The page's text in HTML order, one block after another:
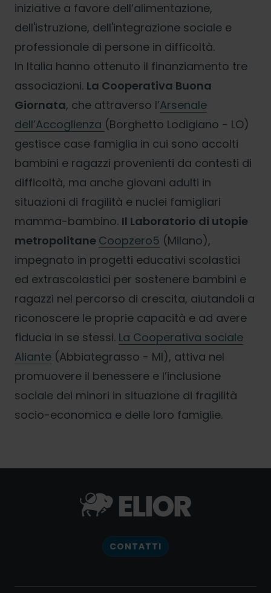
iniziative a favore dell’alimentazione,
dell'istruzione, dell'integrazione sociale e
professionale di persone in difficoltà.
In Italia hanno ottenuto il finanziamento tre
associazioni. La Cooperativa Buona
Giornata, che attraverso l’Arsenale
dell’Accoglienza (Borghetto Lodigiano - LO)
gestisce case famiglia in cui sono accolti
bambini e ragazzi provenienti da contesti di
difficoltà, ma anche giovani adulti in
situazioni di fragilità e nuclei famigliari
mamma-bambino. Il Laboratorio di utopie
metropolitane Coopzero5 (Milano),
impegnato in progetti educativi scolastici
ed extrascolastici per sostenere bambini e
ragazzi nel percorso di crescita, aiutandoli a
riconoscere le proprie capacità e ad avere
fiducia in se stessi. La Cooperativa sociale
Aliante (Abbiategrasso - MI), attiva nel
promuovere il benessere e l’inclusione
sociale dei minori in situazione di fragilità
socio-economica e delle loro famiglie.
CONTATTI